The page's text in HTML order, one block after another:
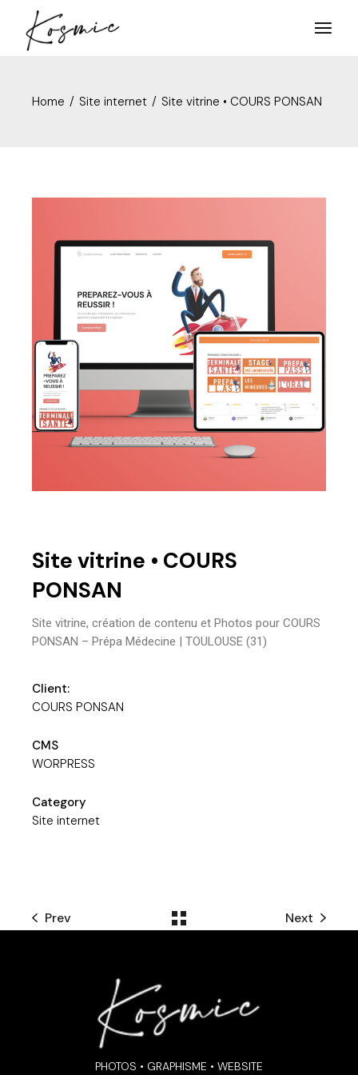
Home Site internet Site vitrine • COURS PONSAN
Site vitrine • COURS
PONSAN
Site vitrine, création de contenu et Photos pour COURS
PONSAN – Prépa Médecine | TOULOUSE (31)
Client:
COURS PONSAN
CMS
WORPRESS
Category
Site internet
Prev Next
PHOTOS • GRAPHISME • WEBSITE